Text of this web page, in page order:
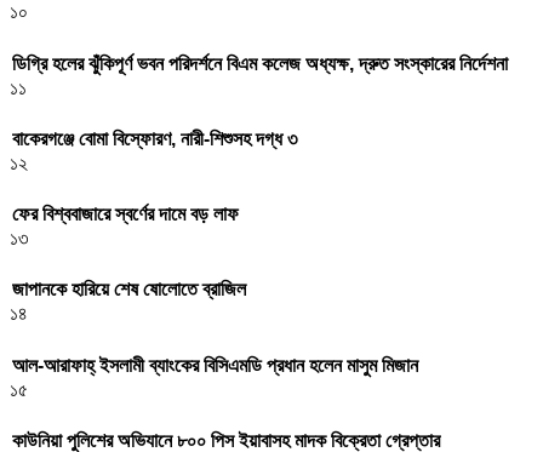
১০
ডিগ্রি হলের ঝুঁকিপূর্ণ ভবন পরিদর্শনে বিএম কলেজ অধ্যক্ষ, দ্রুত সংস্কারের নির্দেশনা
১১
বাকেরগঞ্জে বোমা বিস্ফোরণ, নারী-শিশুসহ দগ্ধ ৩
১২
ফের বিশ্ববাজারে স্বর্ণের দামে বড় লাফ
১৩
জাপানকে হারিয়ে শেষ ষোলোতে ব্রাজিল
১৪
আল-আরাফাহ্ ইসলামী ব্যাংকের বিসিএমডি প্রধান হলেন মাসুম মিজান
১৫
কাউনিয়া পুলিশের অভিযানে ৮০০ পিস ইয়াবাসহ মাদক বিক্রেতা গ্রেপ্তার